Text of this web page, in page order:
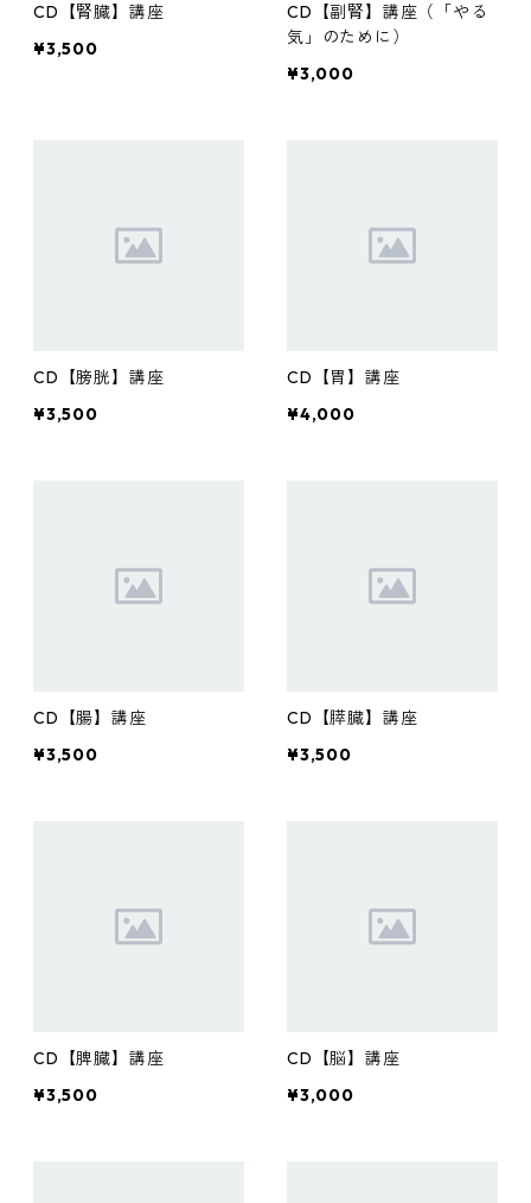
CD【腎臓】講座
¥3,500
CD【副腎】講座（「やる
気」のために）
¥3,000
CD【膀胱】講座
¥3,500
CD【胃】講座
¥4,000
CD【腸】講座
¥3,500
CD【膵臓】講座
¥3,500
CD【脾臓】講座
¥3,500
CD【脳】講座
¥3,000